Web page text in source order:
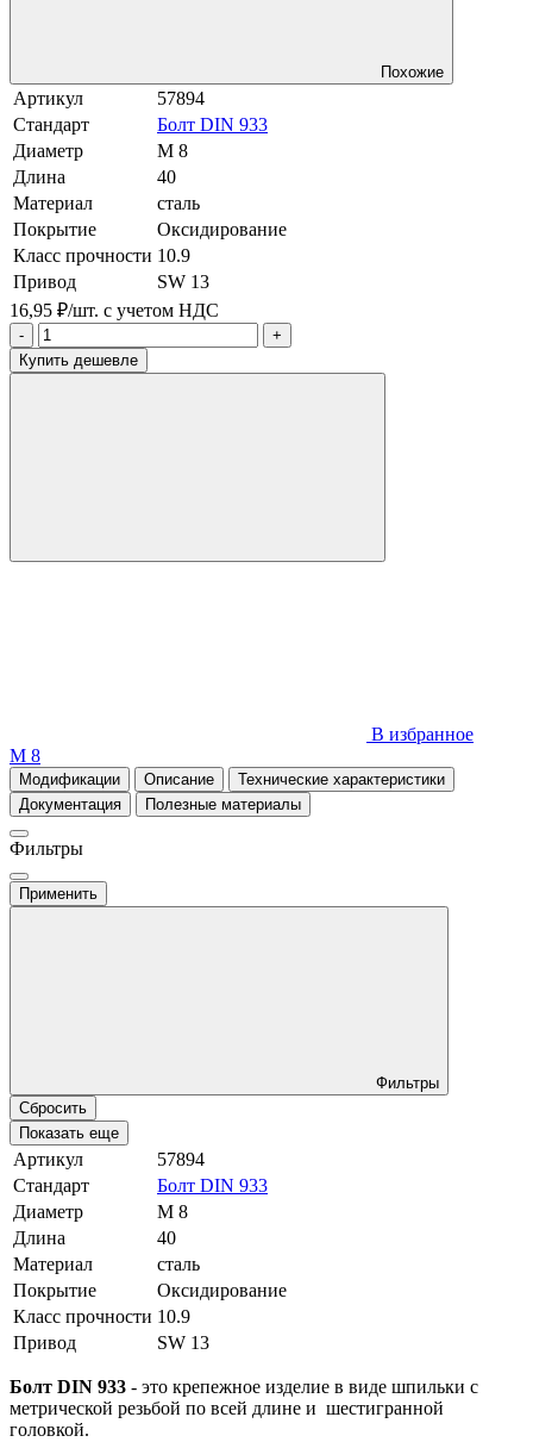
Похожие
Артикул
57894
Стандарт
Болт DIN 933
Диаметр
М 8
Длина
40
Материал
сталь
Покрытие
Оксидирование
Класс прочности 10.9
Привод
SW 13
16,95 ₽/шт. с учетом НДС
-
+
Купить дешевле
В избранное
М 8
Модификации Описание
Технические характеристики
Документация
Полезные материалы
Фильтры
Применить
Фильтры
Сбросить
Показать еще
Артикул
57894
Стандарт
Болт DIN 933
Диаметр
М 8
Длина
40
Материал
сталь
Покрытие
Оксидирование
Класс прочности 10.9
Привод
SW 13
Болт DIN 933 - это крепежное изделие в виде шпильки с
метрической резьбой по всей длине и шестигранной
головкой.